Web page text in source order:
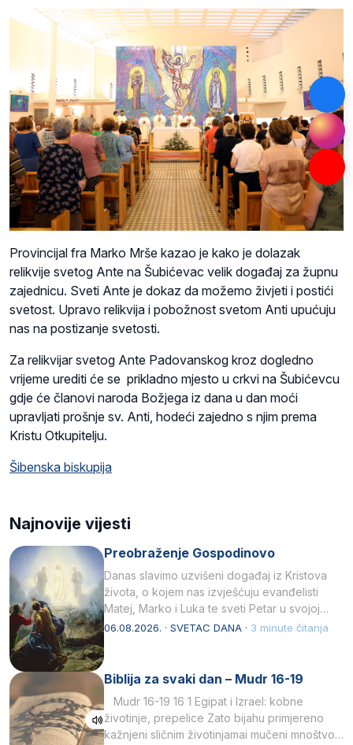
Provincijal fra Marko Mrše kazao je kako je dolazak
relikvije svetog Ante na Šubićevac velik događaj za župnu
zajednicu. Sveti Ante je dokaz da možemo živjeti i postići
svetost. Upravo relikvija i pobožnost svetom Anti upućuju
nas na postizanje svetosti.
Za relikvijar svetog Ante Padovanskog kroz dogledno
vrijeme urediti će se prikladno mjesto u crkvi na Šubićevcu
gdje će članovi naroda Božjega iz dana u dan moći
upravljati prošnje sv. Anti, hodeći zajedno s njim prema
Kristu Otkupitelju.
Šibenska biskupija
Najnovije vijesti
Preobraženje Gospodinovo
Danas slavimo uzvišeni događaj iz Kristova
života, o kojem nas izvješćuju evanđelisti
Matej, Marko i Luka te sveti Petar u svojoj
drugoj…
06.08.2026. · SVETAC DANA · 3 minute čitanja
Biblija za svaki dan – Mudr 16-19
Mudr 16-19 16 1 Egipat i Izrael: kobne
životinje, prepelice Zato bijahu primjereno
kažnjeni sličnim životinjamai mučeni mnoštvom